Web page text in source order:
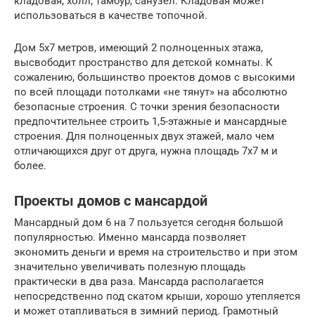
использоваться в качестве топочной.
Дом 5х7 метров, имеющий 2 полноценных этажа,
высвободит пространство для детской комнаты. К
сожалению, большинство проектов домов с высокими
по всей площади потолками «не тянут» на абсолютно
безопасные строения. С точки зрения безопасности
предпочтительнее строить 1,5-этажные и мансардные
строения. Для полноценных двух этажей, мало чем
отличающихся друг от друга, нужна площадь 7х7 м и
более.
Проекты домов с мансардой
Мансардный дом 6 на 7 пользуется сегодня большой
популярностью. Именно мансарда позволяет
экономить деньги и время на строительство и при этом
значительно увеличивать полезную площадь
практически в два раза. Мансарда располагается
непосредственно под скатом крыши, хорошо утепляется
и может отапливаться в зимний период. Грамотный